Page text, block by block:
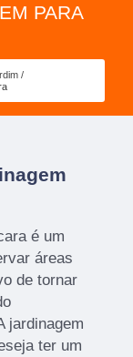
PARA
é um
áreas
de tornar
jardinagem
ter um